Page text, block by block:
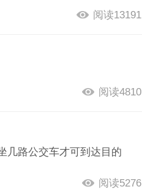
阅读13191
阅读4810
几路公交车才可到达目的
阅读5276